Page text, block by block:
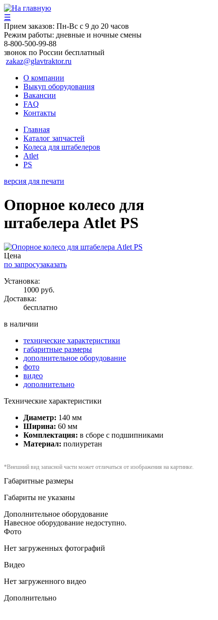
☰
Прием заказов: Пн-Вс с 9 до 20 часов
Режим работы: дневные и ночные смены
8-800-500-99-88
звонок по России бесплатный
zakaz@glavtraktor.ru
О компании
Выкуп оборудования
Вакансии
FAQ
Контакты
Главная
Каталог запчастей
Колеса для штабелеров
Atlet
PS
версия для печати
Опорное колесо для
штабелера Atlet PS
Цена
по запросузаказать
Установка:
1000 руб.
Доставка:
бесплатно
в наличии
технические характеристики
габаритные размеры
дополнительное оборудование
фото
видео
дополнительно
Технические характеристики
Диаметр: 140 мм
Ширина: 60 мм
Комплектация: в сборе с подшипниками
Материал: полиуретан
*Внешний вид запасной части может отличаться от изображения на картинке.
Габаритные размеры
Габариты не указаны
Дополнительное оборудование
Навесное оборудование недоступно.
Фото
Нет загруженных фотографий
Видео
Нет загруженного видео
Дополнительно